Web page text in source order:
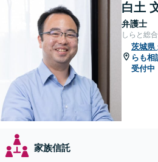
白土
弁護士
しらと総
茨城県
らも相
受付中
家族信託